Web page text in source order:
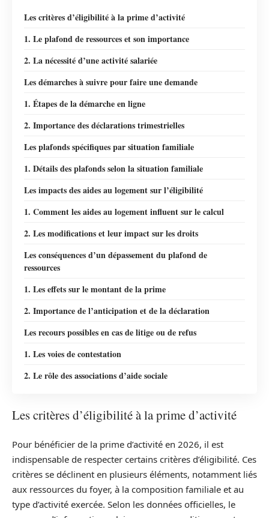
Les critères d’éligibilité à la prime d’activité
1. Le plafond de ressources et son importance
2. La nécessité d’une activité salariée
Les démarches à suivre pour faire une demande
1. Étapes de la démarche en ligne
2. Importance des déclarations trimestrielles
Les plafonds spécifiques par situation familiale
1. Détails des plafonds selon la situation familiale
Les impacts des aides au logement sur l’éligibilité
1. Comment les aides au logement influent sur le calcul
2. Les modifications et leur impact sur les droits
Les conséquences d’un dépassement du plafond de
ressources
1. Les effets sur le montant de la prime
2. Importance de l’anticipation et de la déclaration
Les recours possibles en cas de litige ou de refus
1. Les voies de contestation
2. Le rôle des associations d’aide sociale
Les critères d’éligibilité à la prime d’activité
Pour bénéficier de la prime d’activité en 2026, il est
indispensable de respecter certains critères d’éligibilité. Ces
critères se déclinent en plusieurs éléments, notamment liés
aux ressources du foyer, à la composition familiale et au
type d’activité exercée. Selon les données officielles, le